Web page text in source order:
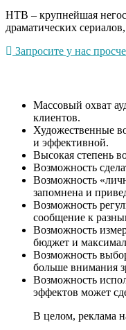
НТВ – крупнейшая
драматических
Запросите у нас
Массовый охват
клиентов.
Художественные
и эффективной.
Высокая степень
Возможность
Возможность
запомнена и
Возможность
сообщение к
Возможность
бюджет и
Возможность
больше внимания
Возможность
эффектов может
В целом, реклама